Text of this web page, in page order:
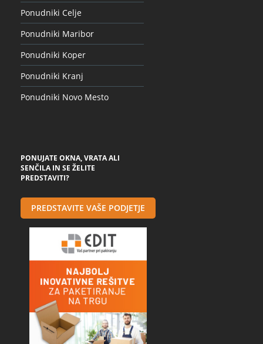
Ponudniki Celje
Ponudniki Maribor
Ponudniki Koper
Ponudniki Kranj
Ponudniki Novo Mesto
PONUJATE OKNA, VRATA ALI
SENČILA IN SE ŽELITE
PREDSTAVITI?
PREDSTAVITE VAŠE PODJETJE